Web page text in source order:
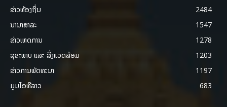
ຂ່າວທ້ອງຖິ່ນ
2484
ນານາສາລະ
1547
ຂ່າວເຫດການ
1278
ສຸຂະພາບ ແລະ ສີ່ງແວດລ້ອມ
1203
ຂ່າວການພັດທະນາ
1197
ມູມໄອທີລາວ
683